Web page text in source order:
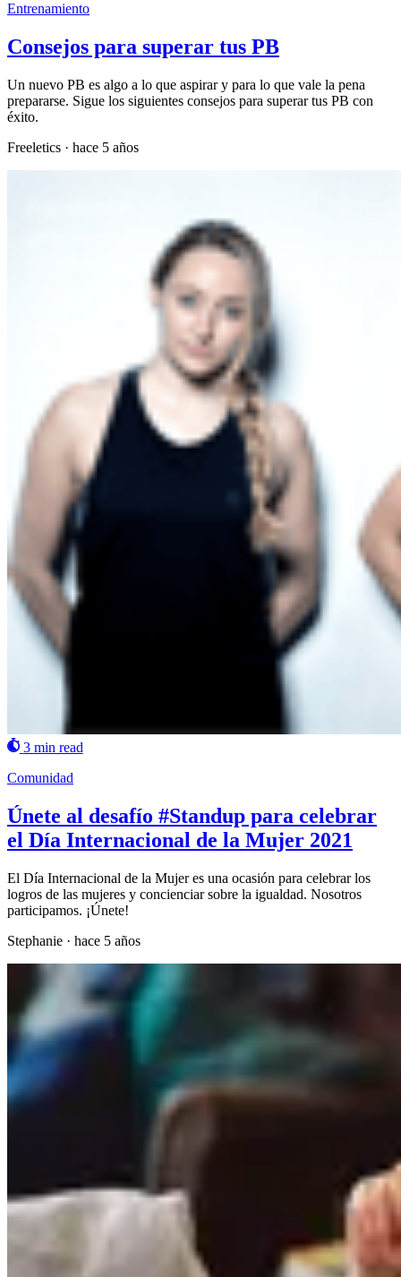
Entrenamiento
Consejos para superar tus PB
Un nuevo PB es algo a lo que aspirar y para lo que vale la pena
prepararse. Sigue los siguientes consejos para superar tus PB con
éxito.
Freeletics · hace 5 años
3 min read
Comunidad
Únete al desafío #Standup para celebrar
el Día Internacional de la Mujer 2021
El Día Internacional de la Mujer es una ocasión para celebrar los
logros de las mujeres y concienciar sobre la igualdad. Nosotros
participamos. ¡Únete!
Stephanie · hace 5 años